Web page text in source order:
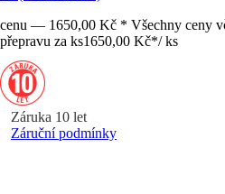
cenu — 1650,00 Kč * Všechny ceny
přepravu za ks1650,00 Kč*/ ks
Záruka 10 let
Záruční podmínky